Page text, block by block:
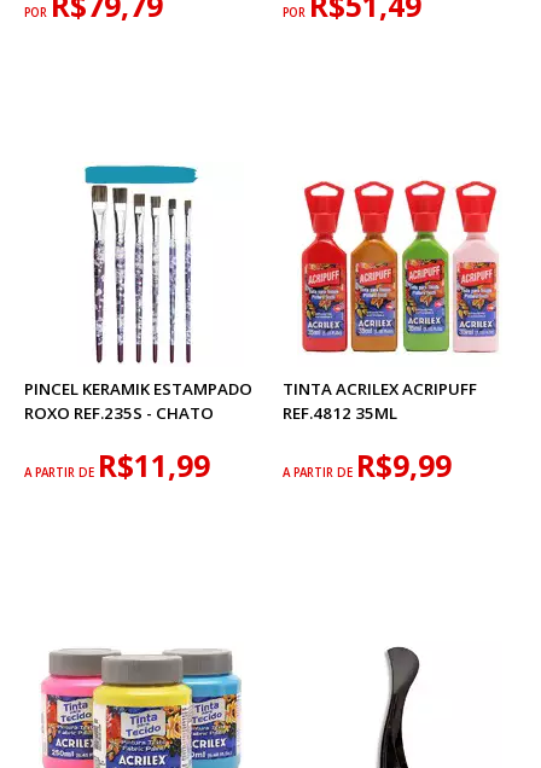
POR POR
PINCEL KERAMIK ESTAMPADO
ROXO REF.235S - CHATO
A PARTIR DE R$11,99
TINTA ACRILEX ACRIPUFF
REF.4812 35ML
A PARTIR DE R$9,99